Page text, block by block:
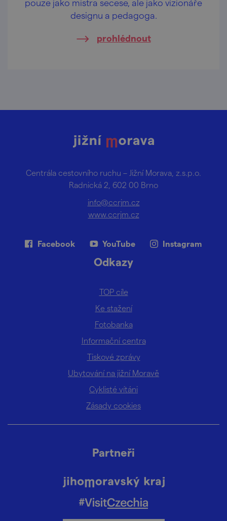
pouze jako mistra secese, ale jako vizionáře
designu a pedagoga.
prohlédnout
Centrála cestovního ruchu – Jižní Morava, z.s.p.o.
Radnická 2, 602 00 Brno
info@ccrjm.cz
www.ccrjm.cz
Facebook YouTube Instagram
Odkazy
TOP cíle
Ke stažení
Fotobanka
Informační centra
Tiskové zprávy
Ubytování na jižní Moravě
Cyklisté vítáni
Zásady cookies
Partneři